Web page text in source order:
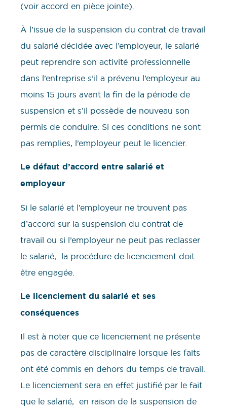
(voir accord en pièce jointe).
À l’issue de la suspension du contrat de travail
du salarié décidée avec l’employeur, le salarié
peut reprendre son activité professionnelle
dans l’entreprise s’il a prévenu l’employeur au
moins 15 jours avant la fin de la période de
suspension et s’il possède de nouveau son
permis de conduire. Si ces conditions ne sont
pas remplies, l’employeur peut le licencier.
Le défaut d’accord entre salarié et
employeur
Si le salarié et l’employeur ne trouvent pas
d’accord sur la suspension du contrat de
travail ou si l’employeur ne peut pas reclasser
le salarié, la procédure de licenciement doit
être engagée.
Le licenciement du salarié et ses
conséquences
Il est à noter que ce licenciement ne présente
pas de caractère disciplinaire lorsque les faits
ont été commis en dehors du temps de travail.
Le licenciement sera en effet justifié par le fait
que le salarié, en raison de la suspension de